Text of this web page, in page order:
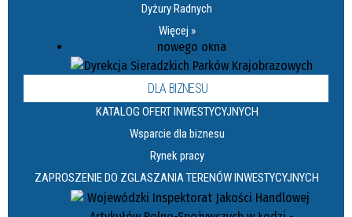
Dyżury Radnych
Więcej »
DLA BIZNESU
KATALOG OFERT INWESTYCYJNYCH
Wsparcie dla biznesu
Rynek pracy
ZAPROSZENIE DO ZGLASZANIA TERENÓW INWESTYCYJNYCH